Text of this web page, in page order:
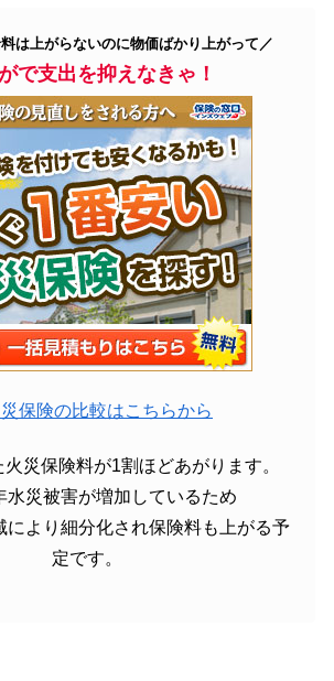
は上がらないのに物価ばかり上がって／
で支出を抑えなきゃ！
保険の比較はこちらから
災保険料が1割ほどあがります。
水災被害が増加しているため
により細分化され保険料も上がる予
定です。